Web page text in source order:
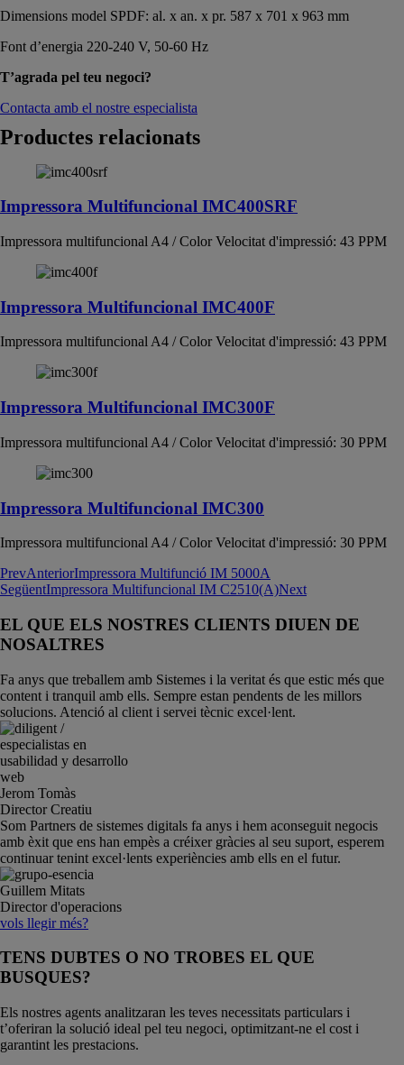
Dimensions model SPDF: al. x an. x pr. 587 x 701 x 963 mm
Font d’energia 220-240 V, 50-60 Hz
T’agrada pel teu negoci?
Contacta amb el nostre especialista
Productes relacionats
Impressora Multifuncional IMC400SRF
Impressora multifuncional A4 / Color Velocitat d'impressió: 43 PPM
Impressora Multifuncional IMC400F
Impressora multifuncional A4 / Color Velocitat d'impressió: 43 PPM
Impressora Multifuncional IMC300F
Impressora multifuncional A4 / Color Velocitat d'impressió: 30 PPM
Impressora Multifuncional IMC300
Impressora multifuncional A4 / Color Velocitat d'impressió: 30 PPM
PrevAnteriorImpressora Multifunció IM 5000A
SegüentImpressora Multifuncional IM C2510(A)Next
EL QUE ELS NOSTRES CLIENTS DIUEN DE
NOSALTRES
Fa anys que treballem amb Sistemes i la veritat és que estic més que
content i tranquil amb ells. Sempre estan pendents de les millors
solucions. Atenció al client i servei tècnic excel·lent.
Jerom Tomàs
Director Creatiu
Som Partners de sistemes digitals fa anys i hem aconseguit negocis
amb èxit que ens han empès a créixer gràcies al seu suport, esperem
continuar tenint excel·lents experiències amb ells en el futur.
Guillem Mitats
Director d'operacions
vols llegir més?
TENS DUBTES O NO TROBES EL QUE
BUSQUES?
Els nostres agents analitzaran les teves necessitats particulars i
t’oferiran la solució ideal pel teu negoci, optimitzant-ne el cost i
garantint les prestacions.